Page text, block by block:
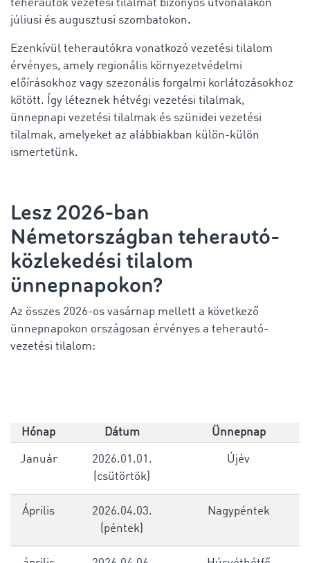
teherautók vezetési tilalmát bizonyos útvonalakon
júliusi és augusztusi szombatokon.
Ezenkívül teherautókra vonatkozó vezetési tilalom
érvényes, amely regionális környezetvédelmi
előírásokhoz vagy szezonális forgalmi korlátozásokhoz
kötött. Így léteznek hétvégi vezetési tilalmak,
ünnepnapi vezetési tilalmak és szünidei vezetési
tilalmak, amelyeket az alábbiakban külön-külön
ismertetünk.
Lesz 2026-ban
Németországban teherautó-
közlekedési tilalom
ünnepnapokon?
Az összes 2026-os vasárnap mellett a következő
ünnepnapokon országosan érvényes a teherautó-
vezetési tilalom:
Hónap Dátum Ünnepnap
Január
2026.01.01.
(csütörtök)
Újév
Április
2026.04.03.
(péntek)
Nagypéntek